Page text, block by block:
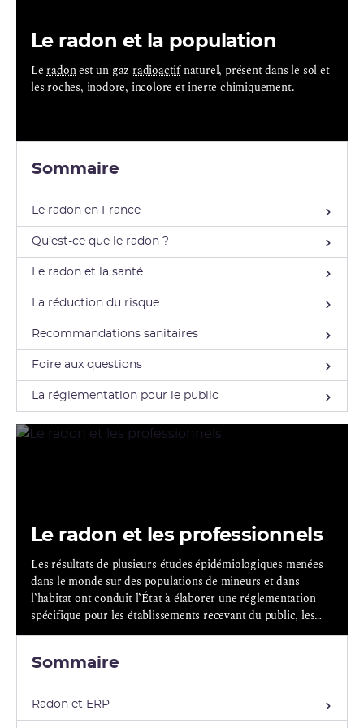
Le radon et la population
Leradonest un gazradioactifnaturel, présent dans le sol et
les roches, inodore, incolore et inerte chimiquement.
Sommaire
Le radon en France
Qu’est-ce que le radon ?
Le radon et la santé
La réduction du risque
Recommandations sanitaires
Foire aux questions
La réglementation pour le public
Le radon et les professionnels
Les résultats de plusieurs études épidémiologiques menées
dans le monde sur des populations de mineurs et dans
l’habitat ont conduit l’État à élaborer une réglementation
spécifique pour les établissements recevant du public, les
lieux de travail et l’habitat privé (information des acquéreurs
Sommaire
Radon et ERP